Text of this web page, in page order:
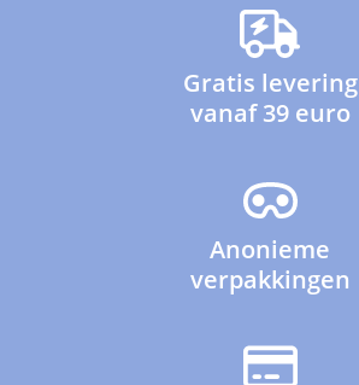
Gratis levering
vanaf 39 euro
Anonieme
verpakkingen